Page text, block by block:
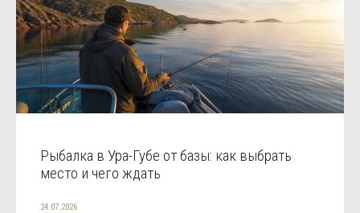
Рыбалка в Ура-Губе от базы: как выбрать
место и чего ждать
24.07.2026